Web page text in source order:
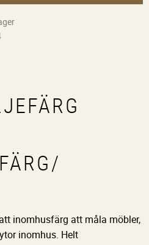
inomhusfärg att måla möbler,
inomhus. Helt